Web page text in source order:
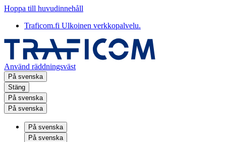
Hoppa till huvudinnehåll
Traficom.fi Ulkoinen verkkopalvelu.
Använd räddningsväst
På svenska
Stäng
På svenska
På svenska
På svenska
På svenska